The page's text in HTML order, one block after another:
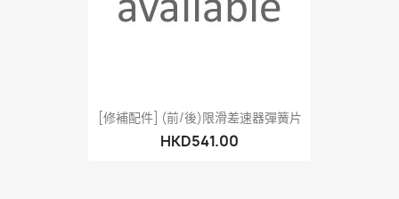
[修補配件] (前/後)限滑差速器彈簧片
HKD541.00